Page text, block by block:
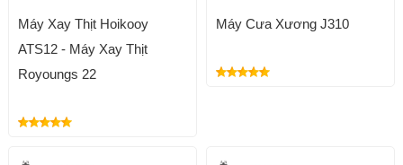
Máy Xay Thịt Hoikooy
ATS12 - Máy Xay Thịt
Royoungs 22
Máy Cưa Xương J310